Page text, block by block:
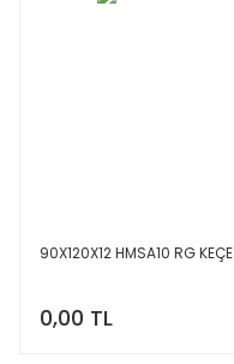
90X120X12 HMSA10 RG KEÇE
0,00 TL